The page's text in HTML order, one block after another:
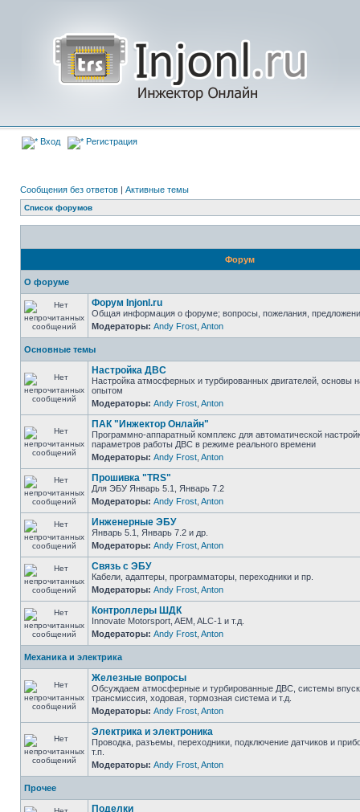
Вход Регистрация
Сообщения без ответов | Активные темы
Список форумов
Форум
О форуме
Форум Injonl.ru
Общая информация о форуме; вопросы, пожелания,
Модераторы: Andy Frost Anton
Основные темы
Настройка ДВС
Настройка атмосферных и турбированных двигателей, основы
опытом
Модераторы: Andy Frost Anton
ПАК "Инжектор Онлайн"
Программно-аппаратный комплекс для автоматической
параметров работы ДВС в режиме реального времени
Модераторы: Andy Frost Anton
Прошивка "TRS"
Для ЭБУ Январь 5.1, Январь 7.2
Модераторы: Andy Frost Anton
Инженерные ЭБУ
Январь 5.1, Январь 7.2 и др.
Модераторы: Andy Frost Anton
Связь с ЭБУ
Кабели, адаптеры, программаторы, переходники и пр.
Модераторы: Andy Frost Anton
Контроллеры ШДК
Innovate Motorsport, AEM, ALC-1 и т.д.
Модераторы: Andy Frost Anton
Механика и электрика
Железные вопросы
Обсуждаем атмосферные и турбированные ДВС, системы
трансмиссия, ходовая, тормозная система и т.д.
Модераторы: Andy Frost Anton
Электрика и электроника
Проводка, разъемы, переходники, подключение датчиков и
т.п.
Модераторы: Andy Frost Anton
Прочее
Поделки